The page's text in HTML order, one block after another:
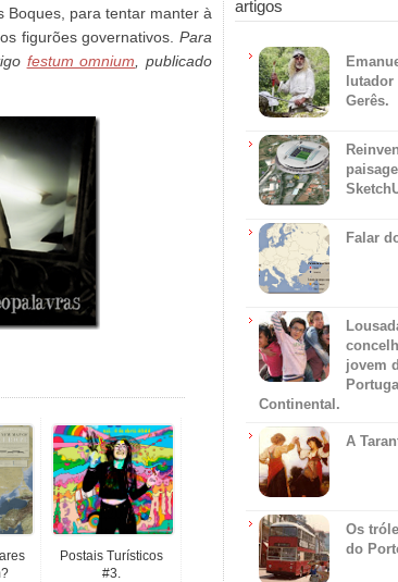
Boques, para tentar manter à
figurões governativos. Para
festum omnium , publicado
Postais Turísticos
#3.
artigos
Gerês.
Falar
jovem
Continental.
A
Os
do